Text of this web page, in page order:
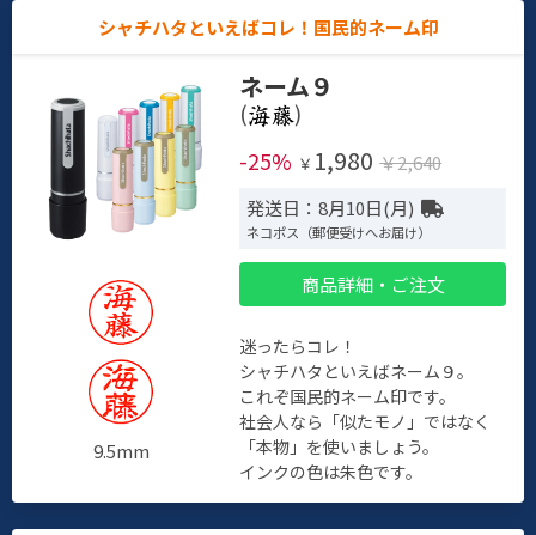
シャチハタといえばコレ！国民的ネーム印
9.5mm
ネーム９
(
)
-25% ￥ 1,980 ￥2,640
発送日：8月10日(月)
ネコポス（郵便受けへお届け）
商品詳細・ご注文
迷ったらコレ！
シャチハタといえばネーム９。
これぞ国民的ネーム印です。
社会人なら「似たモノ」ではなく
「本物」を使いましょう。
インクの色は朱色です。